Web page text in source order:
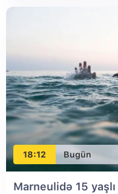
18:12 Bugün
Marneulidə 15